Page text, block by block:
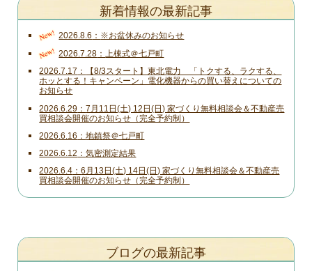
新着情報の最新記事
New! 2026.8.6 ※お盆休みのお知らせ
New! 2026.7.28 上棟式＠七戸町
2026.7.17
【8/3スタート】東北電力 「トクする、ラクする、
ホッとする！キャンペーン」電化機器からの買い替えについての
お知らせ
2026.6.29
7月11日(土) 12日(日) 家づくり無料相談会＆不動産売
買相談会開催のお知らせ（完全予約制）
2026.6.16 地鎮祭＠七戸町
2026.6.12 気密測定結果
2026.6.4
6月13日(土) 14日(日) 家づくり無料相談会＆不動産売
買相談会開催のお知らせ（完全予約制）
ブログの最新記事